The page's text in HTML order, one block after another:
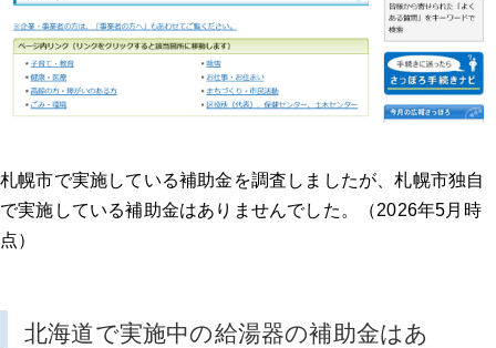
補助金申請の落とし穴②：対象機種・工事内容に関するトラブル
補助金申請の落とし穴③：書類不備・手続きに関するトラブル
【給湯器 補助金】関連記事
7月のエコキュートトラブルに要注意！夏本番の湯切れを避けたい方へ
札幌市で実施している補助金を調査しましたが、札幌市独自
で実施している補助金はありませんでした。（2026年5月時
点）
北海道で実施中の給湯器の補助金はあ